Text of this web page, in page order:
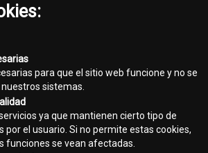
para que el sitio web funcione y no se
sistemas.
ya que mantienen cierto tipo de
por el usuario. Si no permite estas cookies,
funciones se vean afectadas.